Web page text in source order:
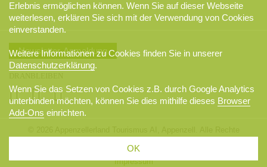
Newsletter-Anmeldung
Datenschutzerklärung
Impressum
Erlebnis ermöglichen können. Wenn Sie auf dieser Webseite
weiterlesen, erklären Sie sich mit der Verwendung von Cookies
einverstanden.
Weitere Informationen zu Cookies finden Sie in unserer
Datenschutzerklärung.
Wenn Sie das Setzen von Cookies z.B. durch Google Analytics
unterbinden möchten, können Sie dies mithilfe dieses Browser
Add-Ons einrichten.
OK